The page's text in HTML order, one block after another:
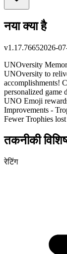
नया क्या है
v1.17.76652026-
UNOversity
UNOversity to
accomplishments!
personalized game
UNO Emoji
Improvements -
Fewer Trophies
तकनीकी
रेटिंग